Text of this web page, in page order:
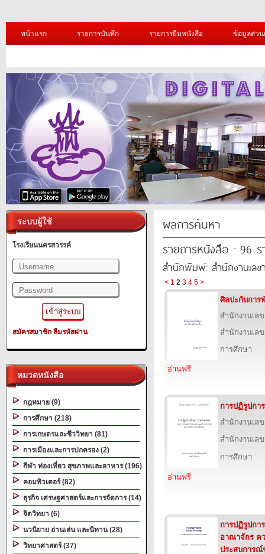
หน้าแรก รายการบันทึก รายการยืมหนังสือ ข้อมูลส่ว
ระบบผู้ใช้
โรงเรียนนครสวรรค์
สมัครสมาชิก ลืมรหัสผ่าน
หมวดหนังสือ
กฎหมาย (9)
การศึกษา (218)
การเกษตรและชีววิทยา (81)
การเมืองและการปกครอง (2)
กีฬา ท่องเที่ยว สุขภาพและอาหาร (196)
คอมพิวเตอร์ (82)
ธุรกิจ เศรษฐศาสตร์และการจัดการ (14)
จิตวิทยา (6)
นวนิยาย อ่านเล่น และนิทาน (28)
วิทยาศาสตร์ (37)
ผลการค้นหา
รายการหนังสือ : 96 ร
สำนักพิมพ์: สำนักงานเลข
< 1 2 3 4 5 >
ศิลปะกับการ
สำนักงานเล
สำนักงานเล
การศึกษา
อ่านฟรี
การปฏิรูปกา
สำนักงานเล
สำนักงานเล
การศึกษา
อ่านฟรี
การปฏิรูปกา
อาณาจักร ค
ประสบการณ์